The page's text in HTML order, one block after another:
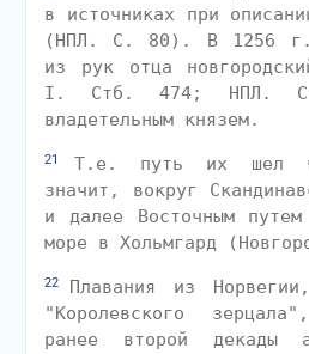
в источниках при
(НПЛ. С. 80). В 1256 г.
из рук отца
I. Стб. 474; НПЛ.
владетельным князем.
21
Т.е. путь их шел
значит, вокруг
и далее Восточным путем
море в Хольмгард
22
Плавания из
"Королевского
ранее второй декады